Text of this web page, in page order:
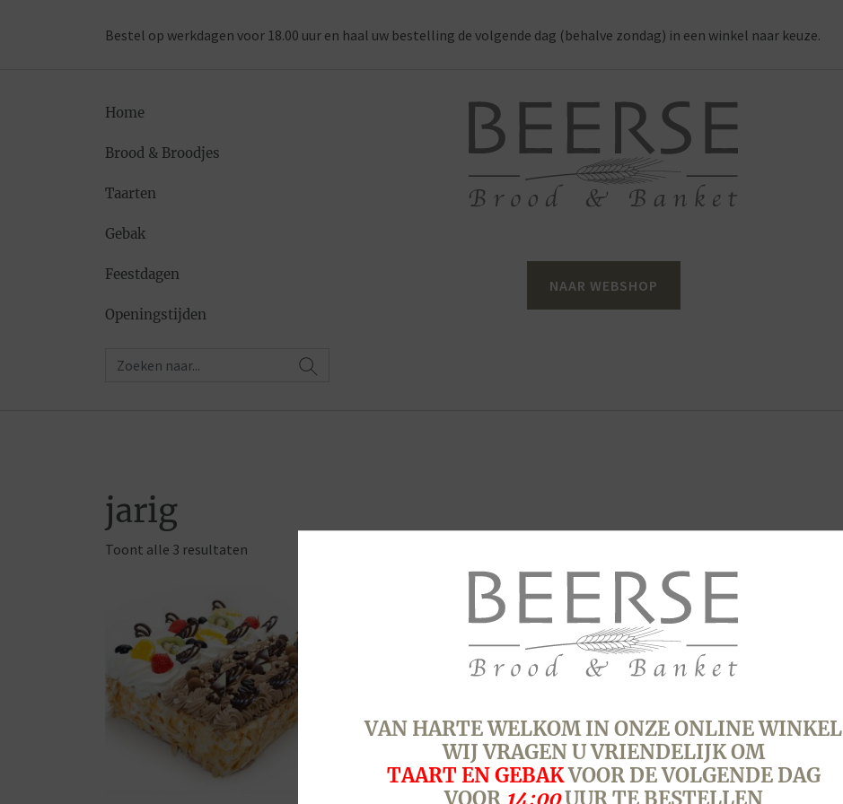
Bestel op werkdagen voor 18.00 uur en haal uw bestelling de volgende dag (behalve zondag) in een winkel naar keuze.
Home
Brood & Broodjes
Taarten
Gebak
Feestdagen
Openingstijden
NAAR WEBSHOP
jarig
Toont alle 3 resultaten
VAN HARTE WELKOM IN ONZE ONLINE WINKEL
WIJ VRAGEN U VRIENDELIJK OM
TAART EN GEBAKVOOR DE VOLGENDE DAG
VOOR 14:00UUR TE BESTELLEN